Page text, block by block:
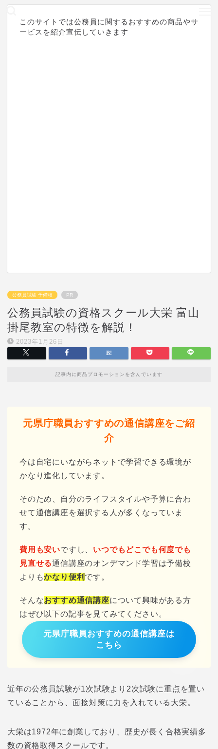
このサイトでは公務員に関するおすすめの商品やサ
ービスを紹介宣伝していきます
公務員試験 予備校 PR
公務員試験の資格スクール大栄 富山
掛尾教室の特徴を解説！
2023年1月26日
記事内に商品プロモーションを含んでいます
元県庁職員おすすめの通信講座をご紹
介
今は自宅にいながらネットで学習できる環境が
かなり進化しています。
そのため、自分のライフスタイルや予算に合わ
せて通信講座を選択する人が多くなっていま
す。
費用も安いですし、 いつでもどこでも何度でも
見直せる通信講座のオンデマンド学習は予備校
よりもかなり便利 です。
そんなおすすめ通信講座について興味がある方
はぜひ以下の記事を見てみてください。
元県庁職員おすすめの通信講座は
こちら
近年の公務員試験が1次試験より2次試験に重点を置い
ていることから、面接対策に力を入れている大栄。
大栄は1972年に創業しており、歴史が長く合格実績多
数の資格取得スクールです。